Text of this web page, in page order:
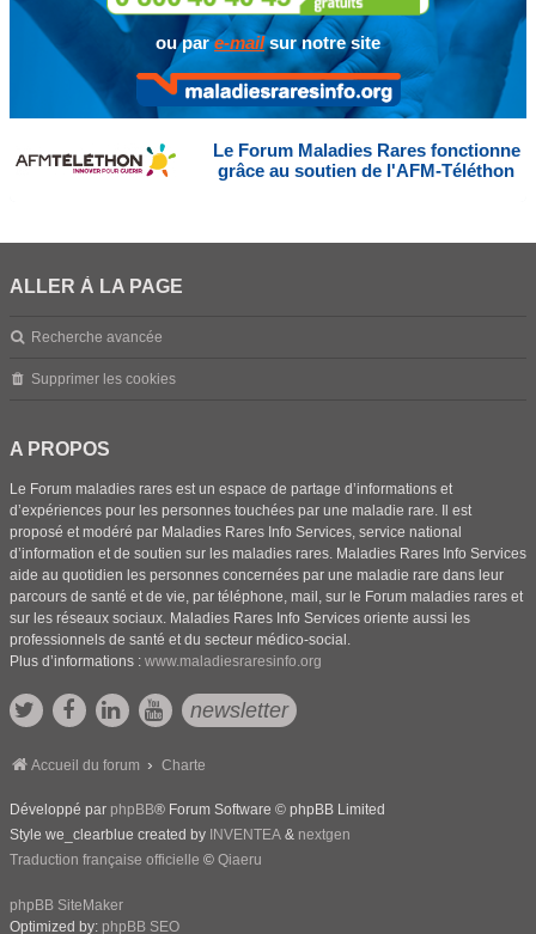
ou pare-mailsur notre site
Le Forum Maladies Rares fonctionne
grâce au soutien de l'AFM-Téléthon
ALLER À LA PAGE
Recherche avancée
Supprimer les cookies
A PROPOS
Le Forum maladies rares est un espace de partage d’informations et
d’expériences pour les personnes touchées par une maladie rare. Il est
proposé et modéré par Maladies Rares Info Services, service national
d’information et de soutien sur les maladies rares. Maladies Rares Info Services
aide au quotidien les personnes concernées par une maladie rare dans leur
parcours de santé et de vie, par téléphone, mail, sur le Forum maladies rares et
sur les réseaux sociaux. Maladies Rares Info Services oriente aussi les
professionnels de santé et du secteur médico-social.
Plus d’informations : www.maladiesraresinfo.org
newsletter
Accueil du forum Charte
Développé par phpBB® Forum Software © phpBB Limited
Style we_clearblue created by INVENTEA & nextgen
Traduction française officielle © Qiaeru
phpBB SiteMaker
Optimized by: phpBB SEO